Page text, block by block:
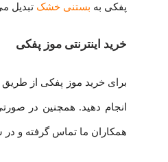
پفکی به بستنی خشک تبدیل
خرید اینترنتی موز پفکی
انجام دهید. همچنین در
همکاران ما تماس گرفته و